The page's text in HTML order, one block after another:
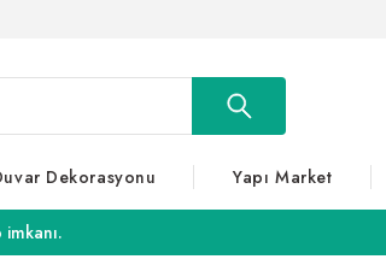
Dekorasyonu Yapı Market